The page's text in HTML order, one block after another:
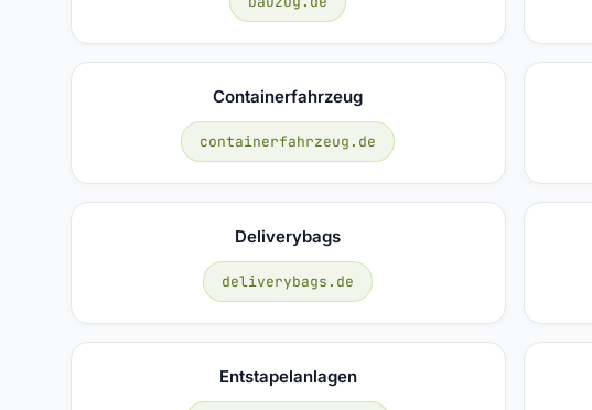
Containerfahrzeug
containerfahrzeug.de
Deliverybags
deliverybags.de
Entstapelanlagen